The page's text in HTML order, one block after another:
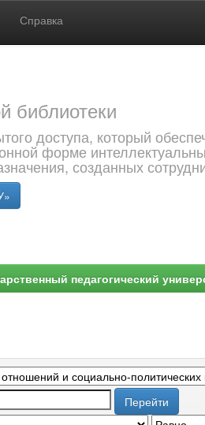
Справка
библиотеки
доступа, который
форме
созданных
педагогический